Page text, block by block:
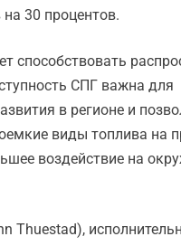
30 процентов.
способствовать
СПГ важна для
в регионе и
виды топлива на
воздействие на
Thuestad),